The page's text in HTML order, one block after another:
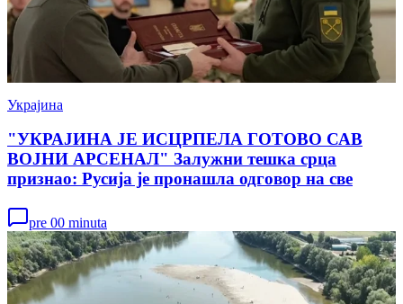
Украјина
"УКРАЈИНА ЈЕ ИСЦРПЕЛА ГОТОВО САВ
ВОЈНИ АРСЕНАЛ" Залужни тешка срца
признао: Русија је пронашла одговор на све
pre 00 minuta